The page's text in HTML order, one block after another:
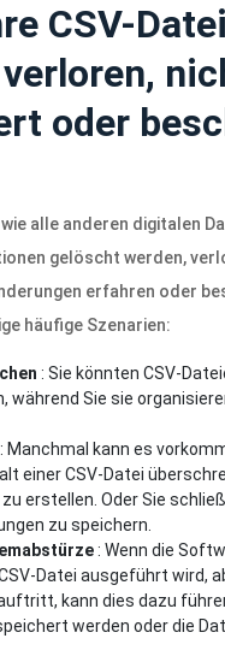
CSV-
oder
alle anderen digitalen
gelöscht werden,
erfahren oder
häufige Szenarien:
: Sie könnten CSV-
während Sie sie
: Manchmal kann es
einer CSV-Datei
erstellen. Oder Sie
zu speichern.
: Wenn die
Datei ausgeführt wird,
kann dies dazu
werden oder die